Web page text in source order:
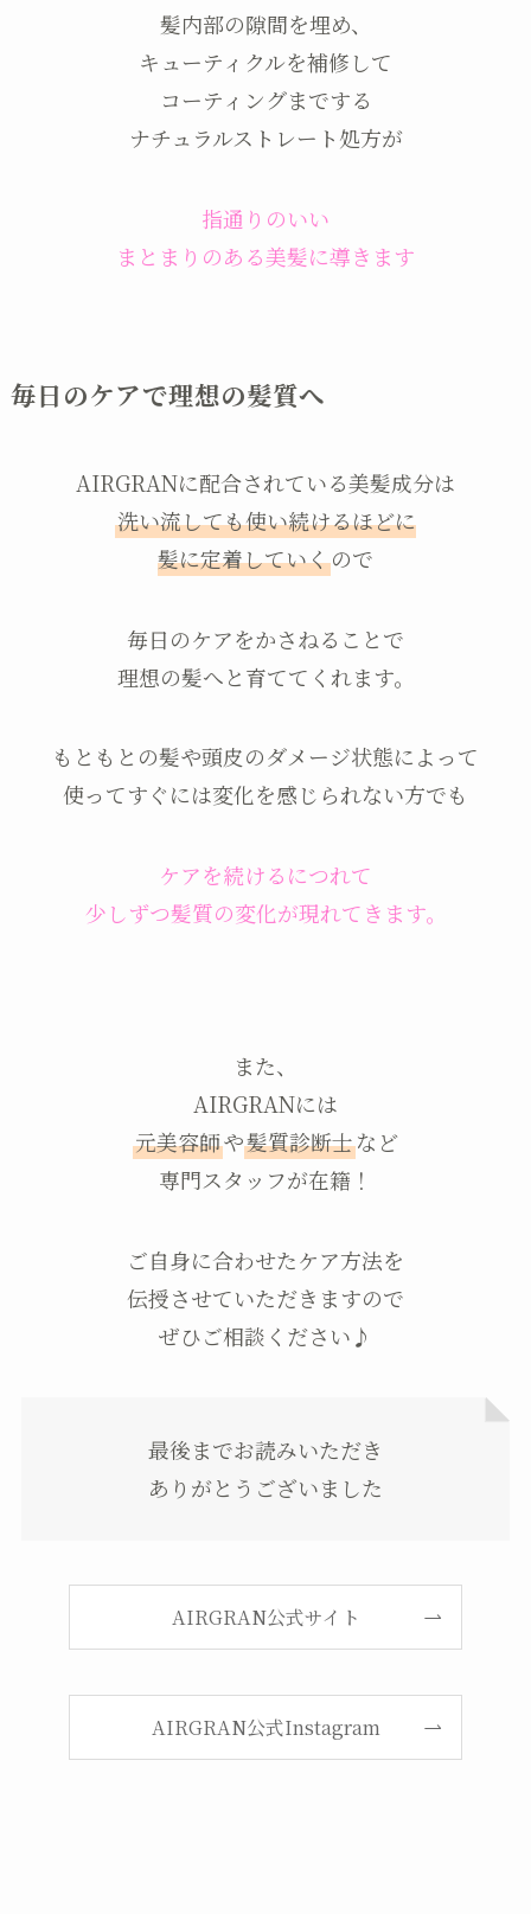
髪内部の隙間を埋め、
キューティクルを補修して
コーティングまでする
ナチュラルストレート処方が
指通りのいい
まとまりのある美髪に導きます
毎日のケアで理想の髪質へ
AIRGRANに配合されている美髪成分は
洗い流しても使い続けるほどに
髪に定着していくので
毎日のケアをかさねることで
理想の髪へと育ててくれます。
もともとの髪や頭皮のダメージ状態によって
使ってすぐには変化を感じられない方でも
ケアを続けるにつれて
少しずつ髪質の変化が現れてきます。
また、
AIRGRANには
元美容師や髪質診断士など
専門スタッフが在籍！
ご自身に合わせたケア方法を
伝授させていただきますので
ぜひご相談ください♪
最後までお読みいただき
ありがとうございました
AIRGRAN公式サイト
AIRGRAN公式Instagram